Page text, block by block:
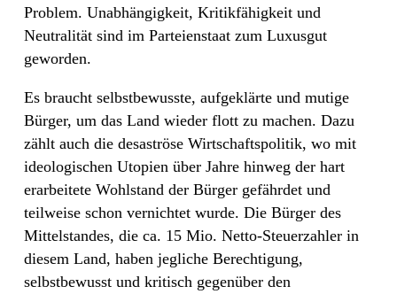
Problem. Unabhängigkeit, Kritikfähigkeit und
Neutralität sind im Parteienstaat zum Luxusgut
geworden.
Es braucht selbstbewusste, aufgeklärte und mutige
Bürger, um das Land wieder flott zu machen. Dazu
zählt auch die desaströse Wirtschaftspolitik, wo mit
ideologischen Utopien über Jahre hinweg der hart
erarbeitete Wohlstand der Bürger gefährdet und
teilweise schon vernichtet wurde. Die Bürger des
Mittelstandes, die ca. 15 Mio. Netto-Steuerzahler in
diesem Land, haben jegliche Berechtigung,
selbstbewusst und kritisch gegenüber den